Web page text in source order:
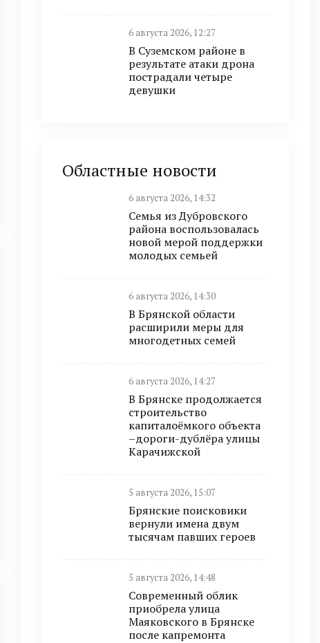
6 августа 2026, 12:27
В Суземском районе в
результате атаки дрона
пострадали четыре
девушки
Областные новости
6 августа 2026, 14:32
Семья из Дубровского
района воспользовалась
новой мерой поддержки
молодых семьей
6 августа 2026, 14:30
В Брянской области
расширили меры для
многодетных семей
6 августа 2026, 14:27
В Брянске продолжается
строительство
капиталоёмкого объекта
–дороги-дублёра улицы
Карачижской
5 августа 2026, 15:07
Брянские поисковики
вернули имена двум
тысячам павших героев
5 августа 2026, 14:48
Современный облик
приобрела улица
Маяковского в Брянске
после капремонта